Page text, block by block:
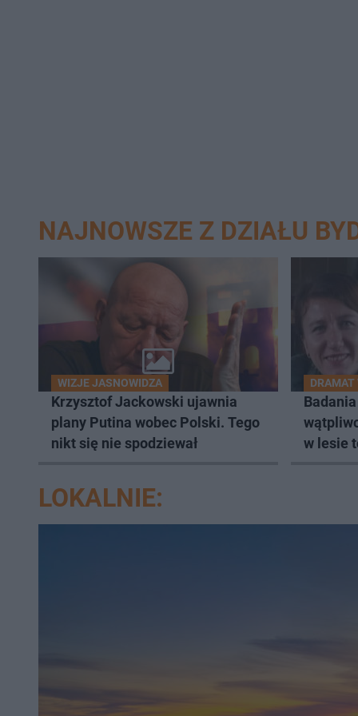
NAJNOWSZE Z DZIAŁU
WIZJE JASNOWIDZA
Krzysztof Jackowski ujawnia
plany Putina wobec Polski. Tego
nikt się nie spodziewał
DRAMAT
w lesie
LOKALNIE: